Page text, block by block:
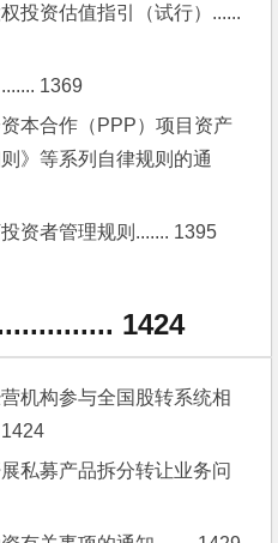
投资估值指引（试行）......
1369
本合作（PPP）项目资产
》等系列自律规则的通
资者管理规则....... 1395
1424
机构参与全国股转系统相
私募产品拆分转让业务问